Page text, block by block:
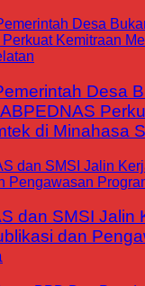
Desa
di Minahasa
dan SMSI Jalin
dan